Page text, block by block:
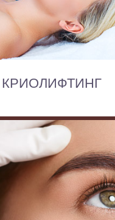
КРИОЛИФТИНГ